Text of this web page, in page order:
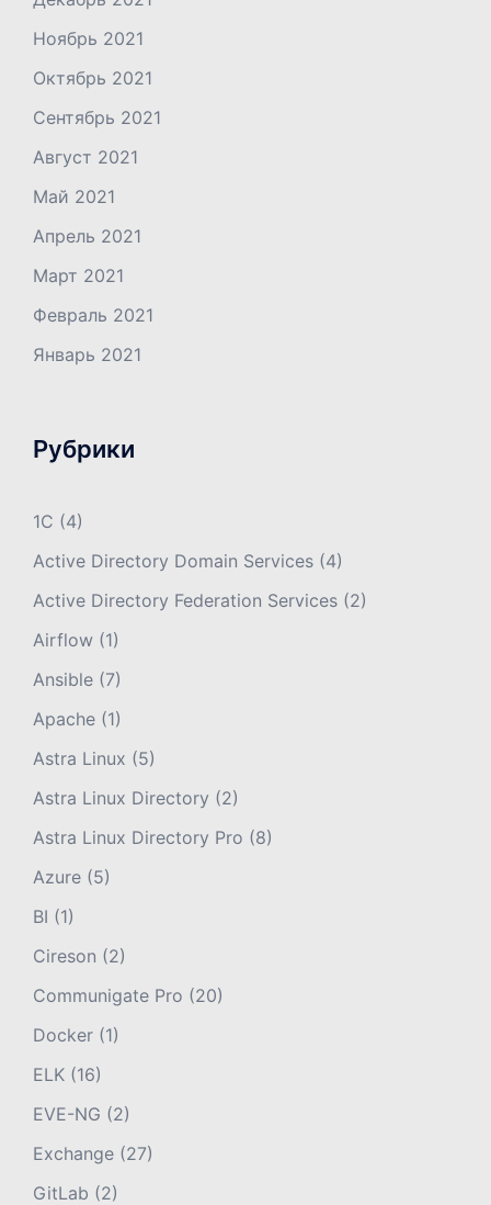
Ноябрь 2021
Октябрь 2021
Сентябрь 2021
Август 2021
Май 2021
Апрель 2021
Март 2021
Февраль 2021
Январь 2021
Рубрики
1С (4)
Active Directory Domain Services (4)
Active Directory Federation Services (2)
Airflow (1)
Ansible (7)
Apache (1)
Astra Linux (5)
Astra Linux Directory (2)
Astra Linux Directory Pro (8)
Azure (5)
BI (1)
Cireson (2)
Communigate Pro (20)
Docker (1)
ELK (16)
EVE-NG (2)
Exchange (27)
GitLab (2)